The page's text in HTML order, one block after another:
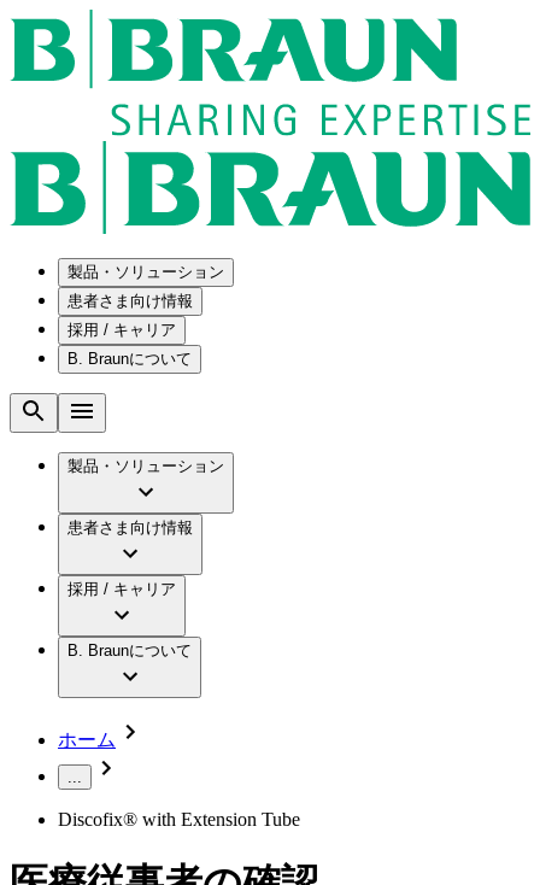
製品・ソリューション
ソリューション
メンテナンスプログラム
国内の修理サービスセンター
手術器具の管理、再生処理工程の業務改善
製品・診療領域
歯科
低侵襲手術 （内視鏡外科手術）
手術用鋼製器具と滅菌コンテナーシステム
縫合糸 / 皮膚用接着剤
患者さま向け情報
腰椎椎間板ヘルニアについて
水頭症について
慢性創傷の治癒
アクトリーン ハイライト カテ
アクトリーン ハイライト セット
疾患・症状
採用 / キャリア
ビー・ブラウンエースクラップ株式会社の
ビー・ブラウンエースクラップ株式会社の
会社概要
報
要
キャリア（B. Braunで働くということ）
キャリア（B. Braunで働くということ）
B. Braunについて
ビジョンとバリュー
ブランド
ついて
イノベーション
私たちの責任
お問合せ
お問合せフォーム
製品・ソリューション
患者さま向け情報
採用 / キャリア
B. Braunについて
ホーム
...
Discofix® with Extension Tube